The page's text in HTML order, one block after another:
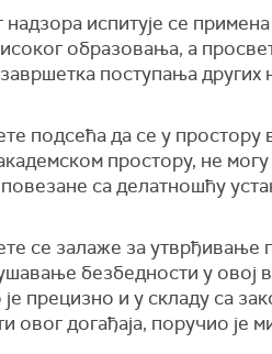
испитује се
образовања, а
поступања
подсећа да се у простору
простору, не
повезане са делатношћу
се залаже за утврђивање
безбедности у овој
прецизно и у складу са
овог догађаја, поручио је